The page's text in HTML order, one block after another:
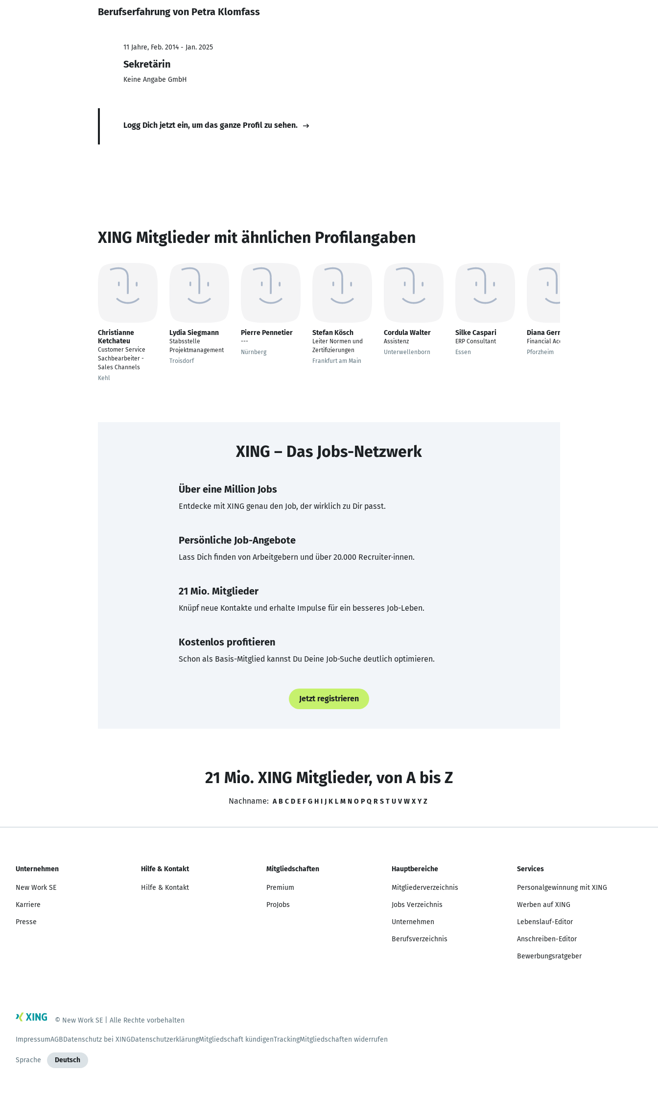
Berufserfahrung von Petra Klomfass
11 Jahre, Feb. 2014 - Jan. 2025
Sekretärin
Keine Angabe GmbH
Logg Dich jetzt ein, um das ganze Profil zu sehen.
XING Mitglieder mit ähnlichen Profilangaben
Christianne
Ketchateu
Customer Service
Sachbearbeiter -
Sales Channels
Kehl
Lydia Siegmann
Stabsstelle
Projektmanagement
Troisdorf
Pierre Pennetier
---
Nürnberg
Stefan Kösch
Leiter Normen und
Zertifizierungen
Frankfurt am Main
Cordula Walter
Assistenz
Unterwellenborn
Silke Caspari
ERP Consultant
Essen
Diana Germann
Financial Accountant
Pforzheim
XING – Das Jobs-Netzwerk
Über eine Million Jobs
Entdecke mit XING genau den Job, der wirklich zu Dir passt.
Persönliche Job-Angebote
Lass Dich finden von Arbeitgebern und über 20.000 Recruiter·innen.
21 Mio. Mitglieder
Knüpf neue Kontakte und erhalte Impulse für ein besseres Job-Leben.
Kostenlos profitieren
Schon als Basis-Mitglied kannst Du Deine Job-Suche deutlich optimieren.
Jetzt registrieren
21 Mio. XING Mitglieder, von A bis Z
Nachname: A B C D E F G H I J K L M N O P Q R S T U V W X Y Z
Unternehmen
New Work SE
Karriere
Presse
Hilfe & Kontakt
Hilfe & Kontakt
Mitgliedschaften
Premium
ProJobs
Hauptbereiche
Mitgliederverzeichnis
Jobs Verzeichnis
Unternehmen
Berufsverzeichnis
Services
Personalgewinnung mit XING
Werben auf XING
Lebenslauf-Editor
Anschreiben-Editor
Bewerbungsratgeber
© New Work SE | Alle Rechte vorbehalten
ImpressumAGBDatenschutz bei XINGDatenschutzerklärungMitgliedschaft kündigenTrackingMitgliedschaften widerrufen
Sprache Deutsch